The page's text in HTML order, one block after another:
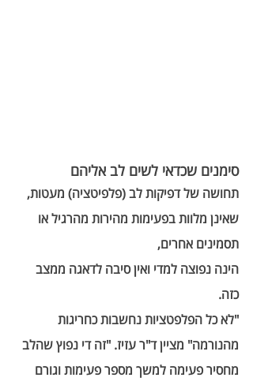
סימנים שכדאי לשים לב אליהם
תחושה של דפיקות לב (פלפיטציה) מעטות,
שאינן מלוות בפעימות מהירות מהרגיל או
תסמינים אחרים,
הינה נפוצה למדי ואין סיבה לדאגה ממצב
כזה.
"לא כל הפלפטציות נחשבות כחריגות
מהנורמה" מציין ד"ר עזיז. "זה די נפוץ שהלב
מחסיר פעימה למשך מספר פעימות וגורם